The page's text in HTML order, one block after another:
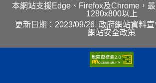
本網站支援Edge、Firefox及Chrome，
1280x800以上
更新日期：2023/09/26 政府網站資料宣
網站安全政策